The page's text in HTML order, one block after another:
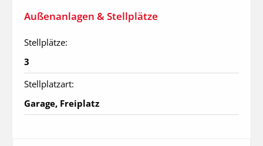
Außenanlagen & Stellplätze
Stellplätze:
3
Stellplatzart:
Garage, Freiplatz